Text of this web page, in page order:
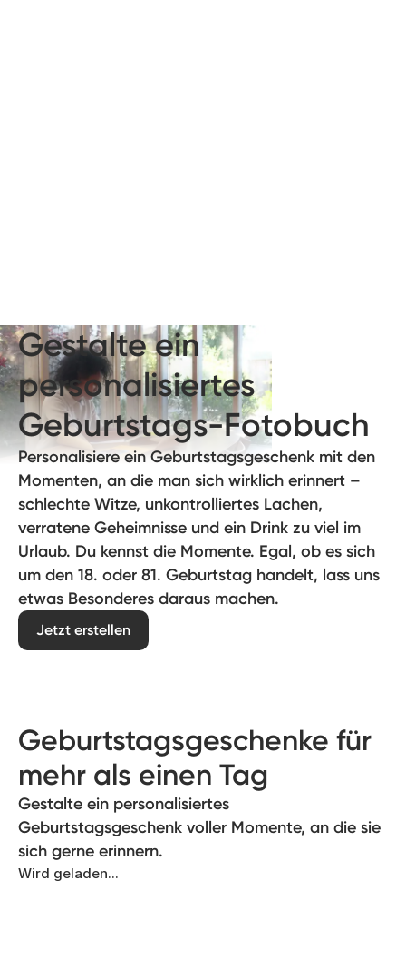
Gestalte ein
personalisiertes
Geburtstags-Fotobuch
Personalisiere ein Geburtstagsgeschenk mit den
Momenten, an die man sich wirklich erinnert –
schlechte Witze, unkontrolliertes Lachen,
verratene Geheimnisse und ein Drink zu viel im
Urlaub. Du kennst die Momente. Egal, ob es sich
um den 18. oder 81. Geburtstag handelt, lass uns
etwas Besonderes daraus machen.
Jetzt erstellen
Geburtstagsgeschenke für
mehr als einen Tag
Gestalte ein personalisiertes
Geburtstagsgeschenk voller Momente, an die sie
sich gerne erinnern.
Wird geladen...